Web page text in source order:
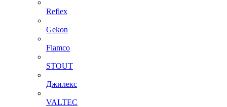
Reflex
Gekon
Flamco
STOUT
Джилекс
VALTEC